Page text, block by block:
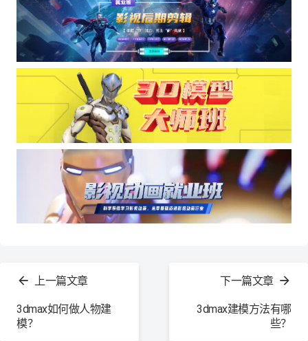
上一篇文章
3dmax如何做人物建
模？
下一篇文章
3dmax建模方法有哪
些？